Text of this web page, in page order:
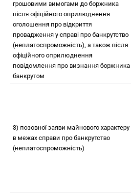
грошовими вимогами до боржника
після офіційного оприлюднення
оголошення про відкриття
провадження у справі про банкрутство
(неплатоспроможність), а також після
офіційного оприлюднення
повідомлення про визнання боржника
банкрутом
3) позовної заяви майнового характеру
в межах справи про банкрутство
(неплатоспроможність)